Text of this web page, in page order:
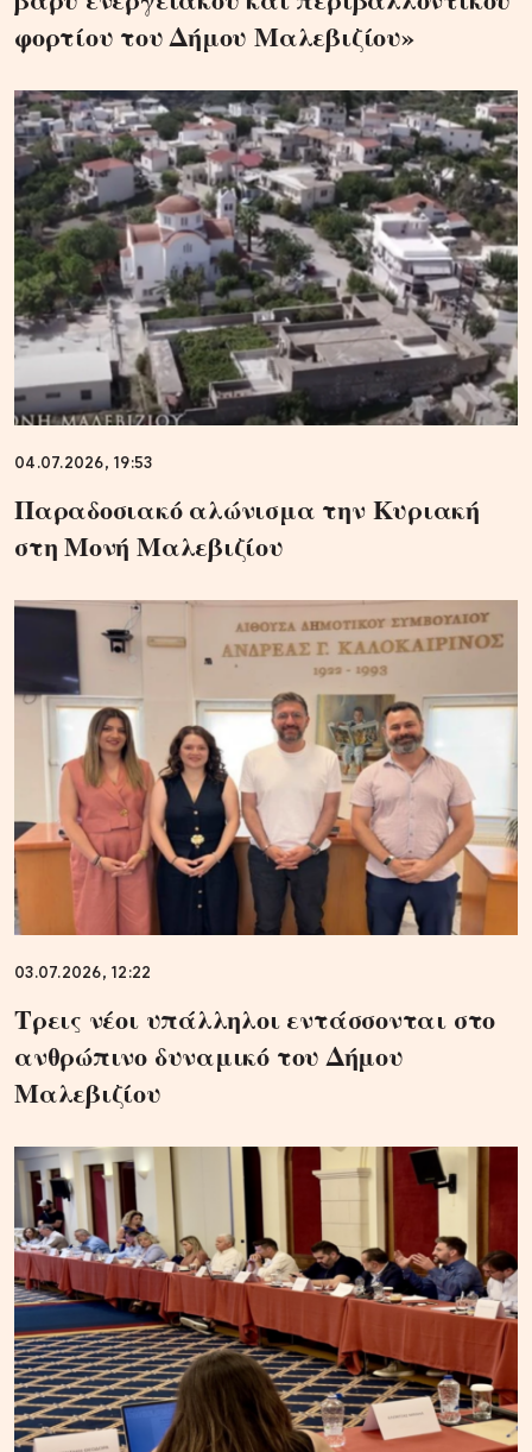
φορτίου του Δήμου Μαλεβιζίου»
04.07.2026, 19:53
Παραδοσιακό αλώνισμα την Κυριακή
στη Μονή Μαλεβιζίου
03.07.2026, 12:22
Τρεις νέοι υπάλληλοι εντάσσονται στο
ανθρώπινο δυναμικό του Δήμου
Μαλεβιζίου